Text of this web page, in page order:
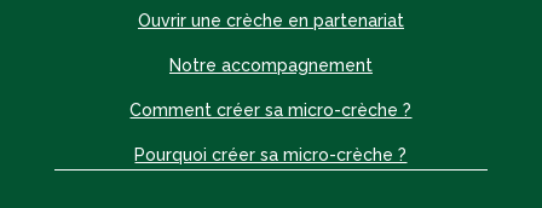
Ouvrir une crèche en partenariat
Notre accompagnement
Comment créer sa micro-crèche ?
Pourquoi créer sa micro-crèche ?